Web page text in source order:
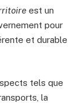
est un
pour
et durable
tels que
la